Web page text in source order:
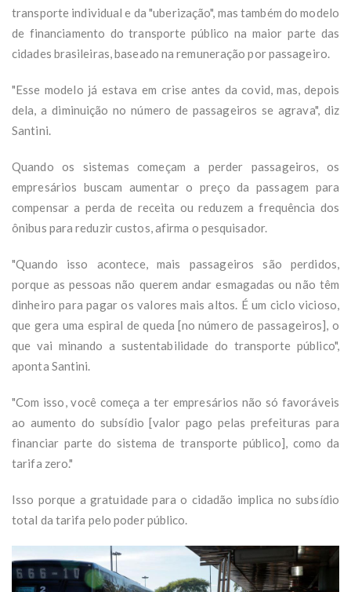
transporte individual e da "uberização", mas também do modelo
de financiamento do transporte público na maior parte das
cidades brasileiras, baseado na remuneração por passageiro.
"Esse modelo já estava em crise antes da covid, mas, depois
dela, a diminuição no número de passageiros se agrava", diz
Santini.
Quando os sistemas começam a perder passageiros, os
empresários buscam aumentar o preço da passagem para
compensar a perda de receita ou reduzem a frequência dos
ônibus para reduzir custos, afirma o pesquisador.
"Quando isso acontece, mais passageiros são perdidos,
porque as pessoas não querem andar esmagadas ou não têm
dinheiro para pagar os valores mais altos. É um ciclo vicioso,
que gera uma espiral de queda [no número de passageiros], o
que vai minando a sustentabilidade do transporte público",
aponta Santini.
"Com isso, você começa a ter empresários não só favoráveis
ao aumento do subsídio [valor pago pelas prefeituras para
financiar parte do sistema de transporte público], como da
tarifa zero."
Isso porque a gratuidade para o cidadão implica no subsídio
total da tarifa pelo poder público.